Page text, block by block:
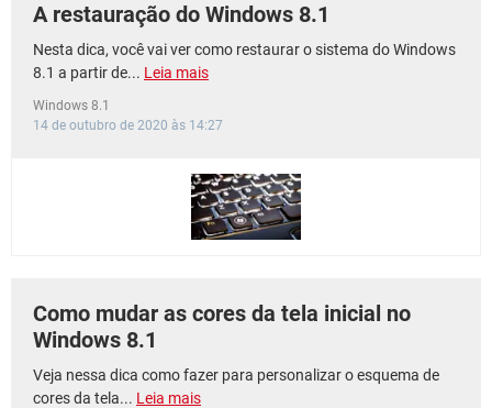
A restauração do Windows 8.1
Nesta dica, você vai ver como restaurar o sistema do Windows
8.1 a partir de... Leia mais
Windows 8.1
14 de outubro de 2020 às 14:27
Como mudar as cores da tela inicial no
Windows 8.1
Veja nessa dica como fazer para personalizar o esquema de
cores da tela... Leia mais